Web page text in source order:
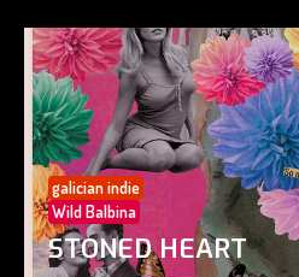
galician indie
Wild Balbina
STONED HEART